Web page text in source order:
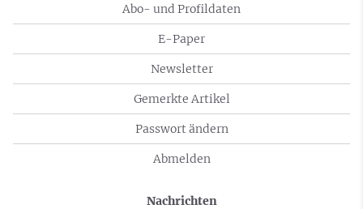
Abo- und Profildaten
E-Paper
Newsletter
Gemerkte Artikel
Passwort ändern
Abmelden
Nachrichten